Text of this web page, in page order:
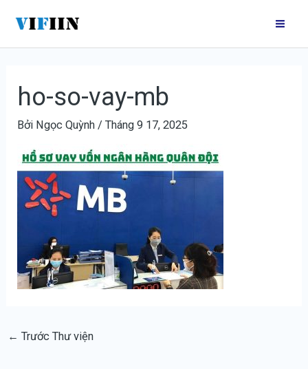
nội
ho-so-vay-mb
Bởi Ngọc Quỳnh /Tháng 9 17, 2025
hướng
bài
← Trước Thư viện